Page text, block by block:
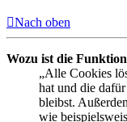
Nach oben
Wozu ist die
„Alle Cookies
hat und die
bleibst.
wie